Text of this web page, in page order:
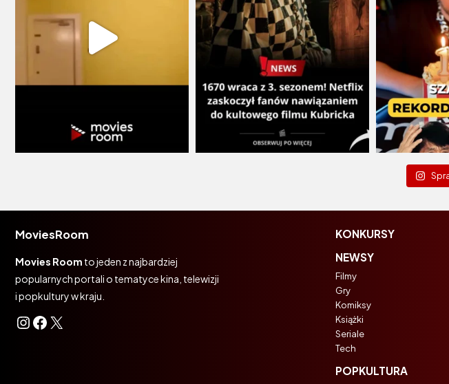
MoviesRoom
Movies Room to jeden z najbardziej
popularnych portali o tematyce kina, telewizji
i popkultury w kraju.
Instagram
Facebook
X
KONKURSY
NEWSY
Filmy
Gry
Komiksy
Książki
Seriale
Tech
POPKULTURA